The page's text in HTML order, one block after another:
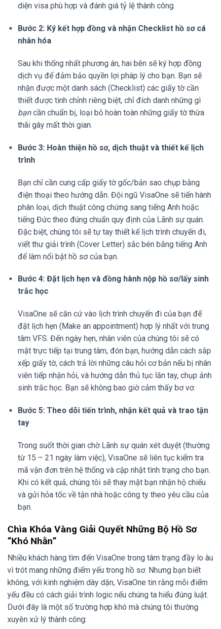
diện visa phù hợp và đánh giá tỷ lệ thành công.
Bước 2: Ký kết hợp đồng và nhận Checklist hồ sơ cá
nhân hóa
Sau khi thống nhất phương án, hai bên sẽ ký hợp đồng
dịch vụ để đảm bảo quyền lợi pháp lý cho bạn. Bạn sẽ
nhận được một danh sách (Checklist) các giấy tờ cần
thiết được tinh chỉnh riêng biệt, chỉ đích danh những gì
bạncần chuẩn bị, loại bỏ hoàn toàn những giấy tờ thừa
thãi gây mất thời gian.
Bước 3: Hoàn thiện hồ sơ, dịch thuật và thiết kế lịch
trình
Bạn chỉ cần cung cấp giấy tờ gốc/bản sao chụp bằng
điện thoại theo hướng dẫn. Đội ngũ VisaOne sẽ tiến hành
phân loại, dịch thuật công chứng sang tiếng Anh hoặc
tiếng Đức theo đúng chuẩn quy định của Lãnh sự quán.
Đặc biệt, chúng tôi sẽ tự tay thiết kế lịch trình chuyến đi,
viết thư giải trình (Cover Letter) sắc bén bằng tiếng Anh
để làm nổi bật hồ sơ của bạn.
Bước 4: Đặt lịch hẹn và đồng hành nộp hồ sơ/lấy sinh
trắc học
VisaOne sẽ căn cứ vào lịch trình chuyến đi của bạn để
đặt lịch hẹn (Make an appointment) hợp lý nhất với trung
tâm VFS. Đến ngày hẹn, nhân viên của chúng tôi sẽ có
mặt trực tiếp tại trung tâm, đón bạn, hướng dẫn cách sắp
xếp giấy tờ, cách trả lời những câu hỏi cơ bản nếu bị nhân
viên tiếp nhận hỏi, và hướng dẫn thủ tục lăn tay, chụp ảnh
sinh trắc học. Bạn sẽ không bao giờ cảm thấy bơ vơ.
Bước 5: Theo dõi tiến trình, nhận kết quả và trao tận
tay
Trong suốt thời gian chờ Lãnh sự quán xét duyệt (thường
từ 15 – 21 ngày làm việc), VisaOne sẽ liên tục kiểm tra
mã vận đơn trên hệ thống và cập nhật tình trạng cho bạn.
Khi có kết quả, chúng tôi sẽ thay mặt bạn nhận hộ chiếu
và gửi hỏa tốc về tận nhà hoặc công ty theo yêu cầu của
bạn.
Chìa Khóa Vàng Giải Quyết Những Bộ Hồ Sơ
“Khó Nhằn”
Nhiều khách hàng tìm đến VisaOne trong tâm trạng đầy lo âu
vì trót mang những điểm yếu trong hồ sơ. Nhưng bạn biết
không, với kinh nghiệm dày dặn, VisaOne tin rằng mỗi điểm
yếu đều có cách giải trình logic nếu chúng ta hiểu đúng luật.
Dưới đây là một số trường hợp khó mà chúng tôi thường
xuyên xử lý thành công: